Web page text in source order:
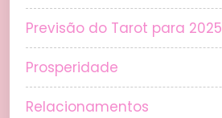
Previsão do Tarot para 2025
Prosperidade
Relacionamentos